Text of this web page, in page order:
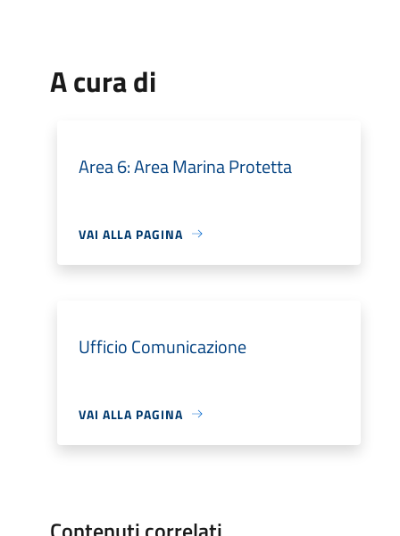
A cura di
Area 6: Area Marina Protetta
VAI ALLA PAGINA
Ufficio Comunicazione
VAI ALLA PAGINA